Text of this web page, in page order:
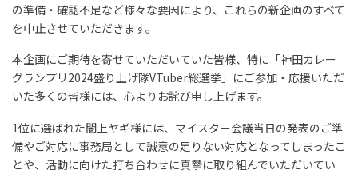
の準備・確認不足など様々な要因により、これらの新企画のすべて
を中止させていただきます。
本企画にご期待を寄せていただいていた皆様、特に「神田カレー
グランプリ2024盛り上げ隊VTuber総選挙」にご参加・応援いただ
いた多くの皆様には、心よりお詫び申し上げます。
1位に選ばれた闇上ヤギ様には、マイスター会議当日の発表のご準
備やご対応に事務局として誠意の足りない対応となってしまったこ
とや、活動に向けた打ち合わせに真摯に取り組んでいただいてい